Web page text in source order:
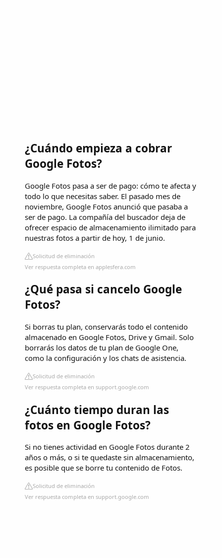
¿Cuándo empieza a cobrar
Google Fotos?
Google Fotos pasa a ser de pago: cómo te afecta y
todo lo que necesitas saber. El pasado mes de
noviembre, Google Fotos anunció que pasaba a
ser de pago. La compañía del buscador deja de
ofrecer espacio de almacenamiento ilimitado para
nuestras fotos a partir de hoy, 1 de junio.
Solicitud de eliminación
Ver respuesta completa en applesfera.com
¿Qué pasa si cancelo Google
Fotos?
Si borras tu plan, conservarás todo el contenido
almacenado en Google Fotos, Drive y Gmail. Solo
borrarás los datos de tu plan de Google One,
como la configuración y los chats de asistencia.
Solicitud de eliminación
Ver respuesta completa en support.google.com
¿Cuánto tiempo duran las
fotos en Google Fotos?
Si no tienes actividad en Google Fotos durante 2
años o más, o si te quedaste sin almacenamiento,
es posible que se borre tu contenido de Fotos.
Solicitud de eliminación
Ver respuesta completa en support.google.com